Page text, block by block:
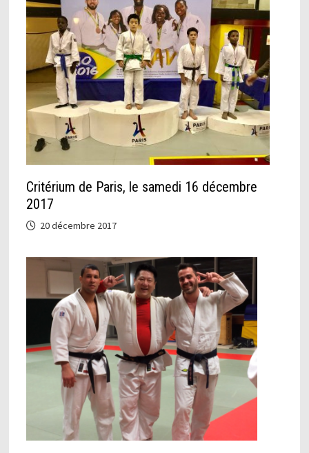
Critérium de Paris, le samedi 16 décembre
2017
20 décembre 2017